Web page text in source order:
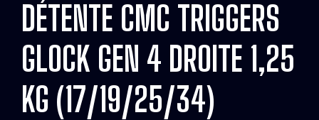
DÉTENTE CMC TRIGGERS
GLOCK GEN 4 DROITE 1,25
KG (17/19/25/34)